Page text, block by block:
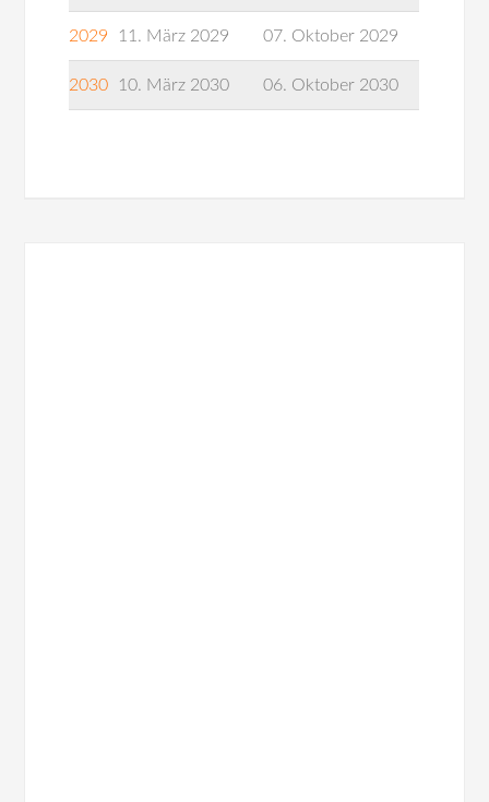
2029 11. März 2029 07. Oktober 2029
2030 10. März 2030 06. Oktober 2030